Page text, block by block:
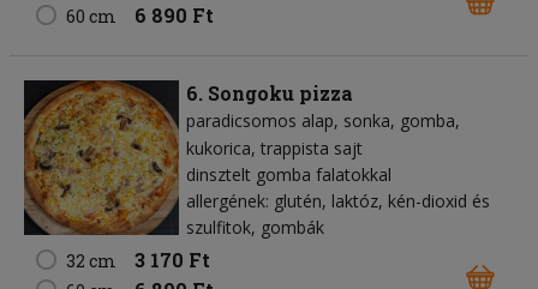
60 cm 6 890 Ft
6. Songoku pizza
paradicsomos alap sonka gomba
kukorica trappista sajt
dinsztelt gomba falatokkal
allergének: glutén, laktóz, kén-dioxid és
szulfitok, gombák
32 cm
3 170 Ft